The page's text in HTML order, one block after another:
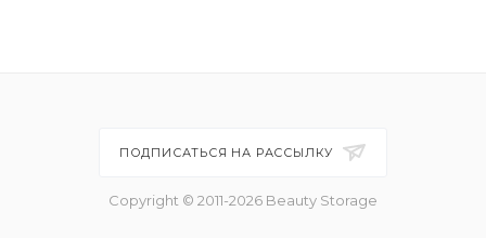
ПОДПИСАТЬСЯ НА РАССЫЛКУ
Copyright © 2011-2026 Beauty Storage